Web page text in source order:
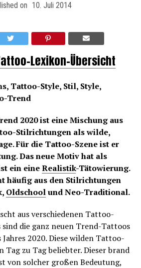
on 10. Juli 2014
Lexikon-Übersicht
Tattoo-Style, Stil, Style,
Trend
2020 ist eine Mischung aus
Stilrichtungen als wilde,
Für die Tattoo-Szene ist er
Das neue Motiv hat als
ein eineRealistik-Tätowierung.
häufig aus den Stilrichtungen
Oldschoolund Neo-Traditional.
aus verschiedenen Tattoo-
die ganz neuen Trend-Tattoos
Jahres 2020. Diese wilden Tattoo-
Tag zu Tag beliebter. Dieser brand
von solcher großen Bedeutung,